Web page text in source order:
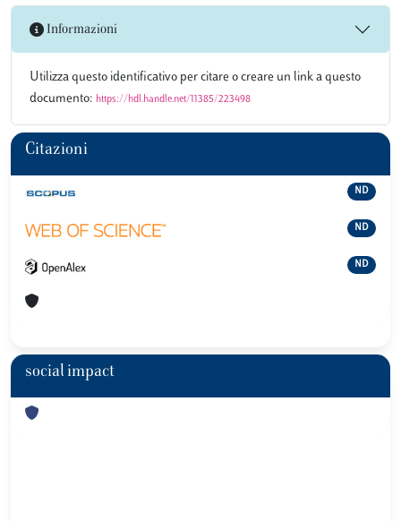
Informazioni
Utilizza questo identificativo per citare o creare un link a questo
documento: https://hdl.handle.net/11385/223498
Citazioni
ND
ND
ND
social impact